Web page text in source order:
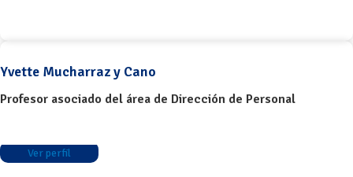
Yvette Mucharraz y Cano
Profesor asociado del área de Dirección de Personal
Ver perfil